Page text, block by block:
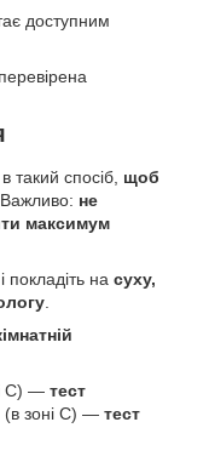
доступним
такий спосіб, щоб
. Важливо: не
максимум
і покладіть на суху,
С) — тест
(в зоні С) — тест